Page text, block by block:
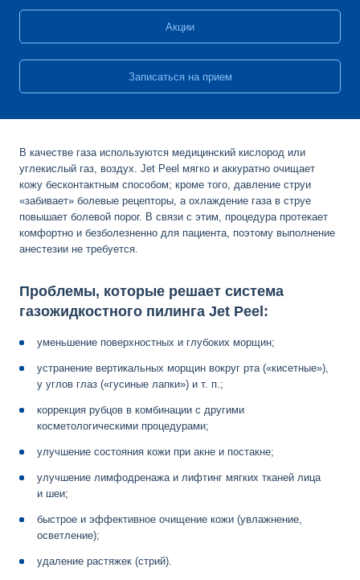
Акции
Записаться на прием
В качестве газа используются медицинский кислород или
углекислый газ, воздух. Jet Peel мягко и аккуратно очищает
кожу бесконтактным способом; кроме того, давление струи
«забивает» болевые рецепторы, а охлаждение газа в струе
повышает болевой порог. В связи с этим, процедура протекает
комфортно и безболезненно для пациента, поэтому выполнение
анестезии не требуется.
Проблемы, которые решает система
газожидкостного пилинга Jet Peel:
уменьшение поверхностных и глубоких морщин;
устранение вертикальных морщин вокруг рта («кисетные»),
у углов глаз («гусиные лапки») и т. п.;
коррекция рубцов в комбинации с другими
косметологическими процедурами;
улучшение состояния кожи при акне и постакне;
улучшение лимфодренажа и лифтинг мягких тканей лица
и шеи;
быстрое и эффективное очищение кожи (увлажнение,
осветление);
удаление растяжек (стрий).